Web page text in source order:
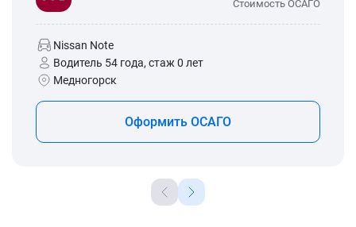
Стоимость ОСАГО
Nissan Note
Водитель 54 года, стаж 0 лет
Медногорск
Оформить ОСАГО